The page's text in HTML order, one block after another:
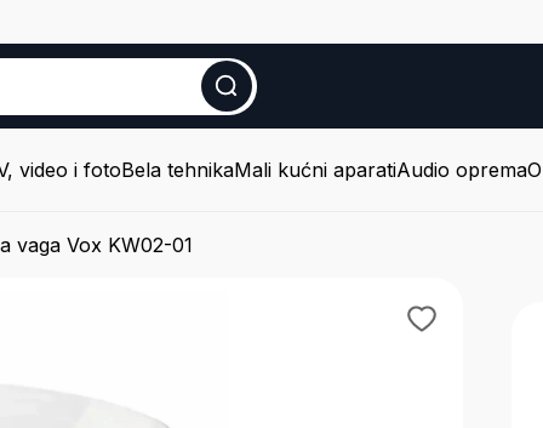
video i fotoBela tehnikaMali kućni aparatiAudio oprema
vaga Vox KW02-01